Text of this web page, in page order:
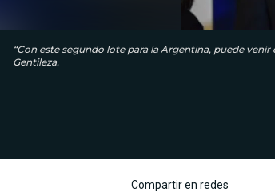
“Con este segundo lote para la Argentina, puede
Gentileza.
Compartir en redes